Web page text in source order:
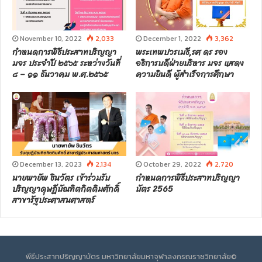
November 10, 2022 2,033
กำหนดการพิธีประสาทปริญญา
มจร ประจำปี ๒๕๖๕ ระหว่างวันที่
๘ – ๑๑ ธันวาคม พ.ศ.๒๕๖๕
December 1, 2022 3,362
พระเทพปวรเมธี,รศ ดร รอง
อธิการบดีฝ่ายบริหาร มจร แสดง
ความยินดี ผู้สำเร็จการศึกษา
December 13, 2023 2,134
นายพายัพ ชินวัตร เข้าร่วมรับ
ปริญญาดุษฎีบัณฑิตกิตติมศักดิ์
สาขารัฐประศาสนศาสตร์
October 29, 2022 2,720
กำหนดการพิธีประสาทปริญญา
บัตร 2565
พีธีประสาทปริญญาบัตร มหาวิทยาลัยมหาจุฬาลงกรณราชวิทยาลัย©